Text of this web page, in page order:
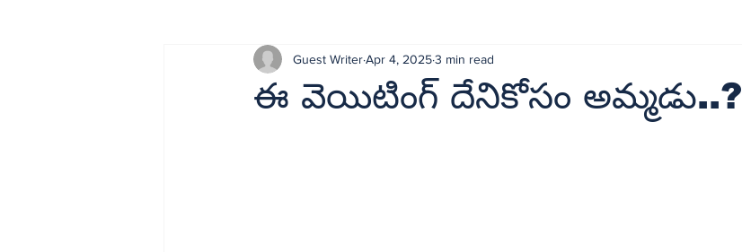
EDITORIAL
ఈ వెయిటింగ్‌ దేనికోసం అమ్మడు..?
Guest WriterApr 4, 20253 min read